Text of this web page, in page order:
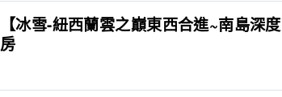
【冰雪-紐西蘭雲之巔東西合進~南島深
房